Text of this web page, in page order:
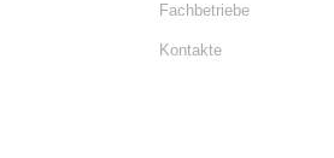
Fachbetriebe
Kontakte